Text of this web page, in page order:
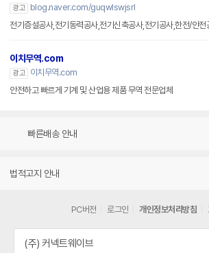
광고
blog.naver.com/guqwlswjsrl
전기증설공사,전기동력공사,전기신축공사,전기공사,한전/안전
이치무역.com
광고
이치무역.com
안전하고 빠르게 기계 및 산업용 제품 무역 전문업체
빠른배송 안내
법적고지 안내
PC버전 로그인 개인정보처리방침
(주) 커넥트웨이브